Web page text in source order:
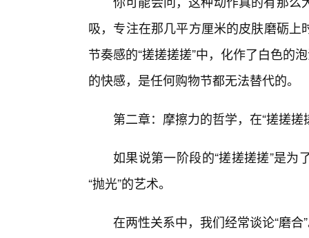
吸，专注在那几平方厘米的皮肤磨砺
节奏感的“搓搓搓搓”中，化作了白色的
的快感，是任何购物节都无法替代的。
第二章：摩擦力的哲学，在“搓搓
如果说第一阶段的“搓搓搓搓”是
“抛光”的艺术。
在两性关系中，我们经常谈论“磨